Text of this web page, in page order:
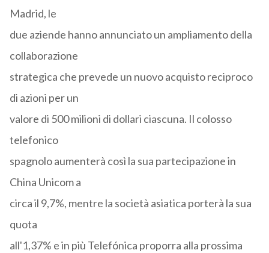
Madrid, le
due aziende hanno annunciato un ampliamento della
collaborazione
strategica che prevede un nuovo acquisto reciproco
di azioni per un
valore di 500 milioni di dollari ciascuna. Il colosso
telefonico
spagnolo aumenterà così la sua partecipazione in
China Unicom a
circa il 9,7%, mentre la società asiatica porterà la sua
quota
all'1,37% e in più Telefónica proporra alla prossima